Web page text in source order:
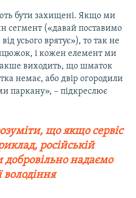
бути захищені. Якщо ми
сегмент («давай поставимо
усього врятує»), то так не
і кожен елемент ми
виходить, що шматок
немає, або двір огородили
паркану», – підкреслює
що якщо сервіс
російській
добровільно надаємо
володіння